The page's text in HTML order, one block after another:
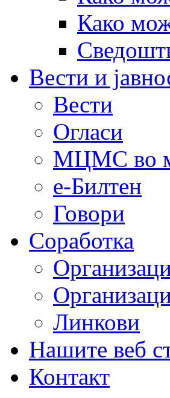
Како
Вести и
Вести
Огласи
МЦМС во
е-Билтен
Говори
Соработка
Линкови
Нашите веб
Контакт